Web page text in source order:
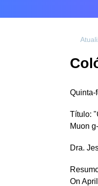
Quinta-
Título:
Muon
Dra.
On